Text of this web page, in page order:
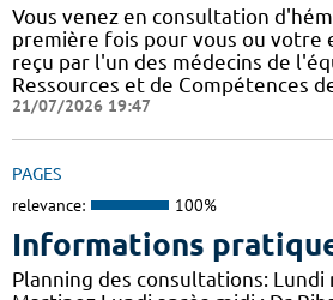
Vous venez en consultation
première fois pour vous ou votre
reçu par l'un des médecins de
Ressources et de Compétences
21/07/2026 19:47
PAGES
relevance: 100%
Informations
Planning des consultations: Lundi